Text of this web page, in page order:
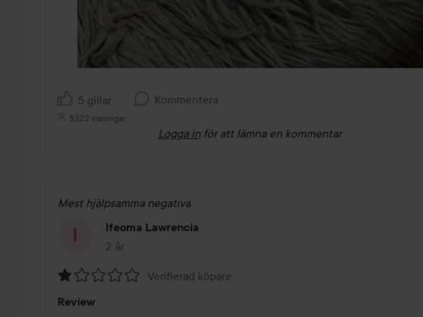
5 gillar Kommentera
5322 visningar
Logga in för att lämna en kommentar
Mest hjälpsamma negativa
Ifeoma Lawrencia
2 år
Inlägget skapades 2 år
1
Verifierad köpare
Review